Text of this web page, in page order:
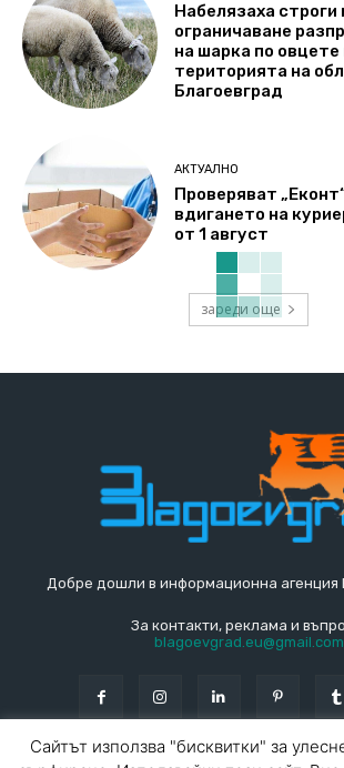
Набелязаха строги
ограничаване
на шарка по овцете
територията на
Благоевград
АКТУАЛНО
Проверяват
вдигането на
от 1 август
зареди още
Добре дошли в информационна агенция
За контакти, реклама и
blagoevgrad.eu@gmail.com
Сайтът използва "бисквитки" за